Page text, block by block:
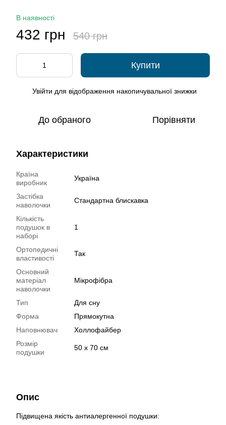
В наявності
432 грн 540 грн
Купити
Увійти для відображення накопичувальної знижки
До обраного Порівняти
Характеристики
Країна
виробник
Україна
Застібка
наволочки
Стандартна блискавка
Кількість
подушок в
наборі
1
Ортопедичні
властивості
Так
Основний
матеріал
наволочки
Мікрофібра
Тип
Для сну
Форма
Прямокутна
Наповнювач
Холлофайбер
Розмір
подушки
50 х 70 см
Опис
Підвищена якість антиалергенної подушки: